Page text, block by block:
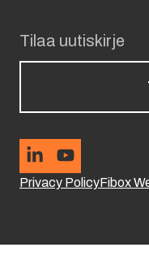
Tilaa uutiskirje
Privacy PolicyFibox